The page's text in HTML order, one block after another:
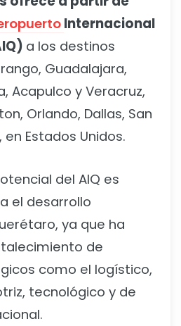
Internacional
a los destinos
Guadalajara,
Acapulco y Veracruz,
Orlando, Dallas, San
Estados Unidos.
del AIQ es
el desarrollo
ya que ha
de
como el logístico,
tecnológico y de